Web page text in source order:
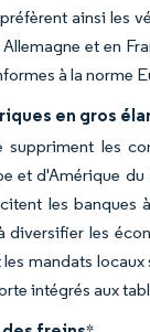
ainsi les
et en
à la norme
en gros
suppriment les
et d'Amérique
les banques
diversifier les
mandats
intégrés aux